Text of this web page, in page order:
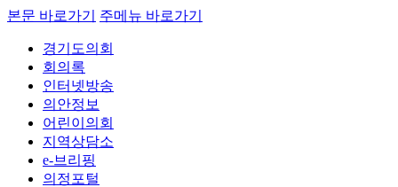
본문 바로가기 주메뉴 바로가기
경기도의회
회의록
인터넷방송
의안정보
어린이의회
지역상담소
e-브리핑
의정포털